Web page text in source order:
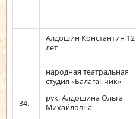
34.
Алдошин Константин 12
лет
народная театральная
студия «Балаганчик»
рук. Алдошина Ольга
Михайловна